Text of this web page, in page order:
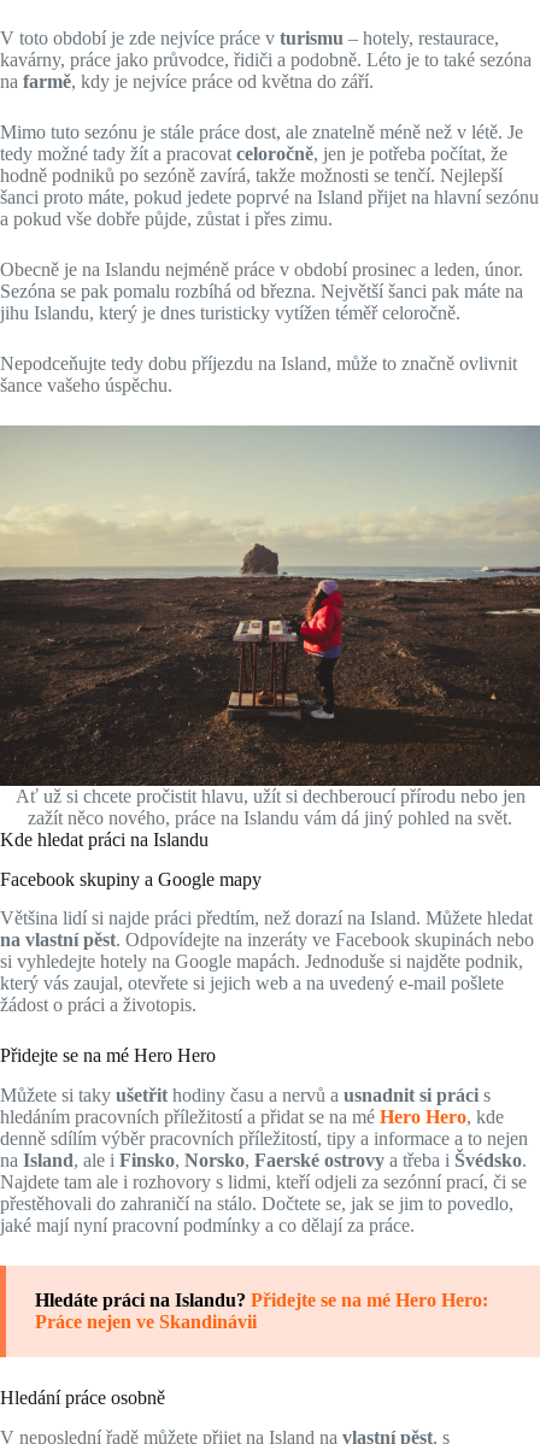
V toto období je zde nejvíce práce v turismu – hotely, restaurace,
kavárny, práce jako průvodce, řidiči a podobně. Léto je to také sezóna
na farmě, kdy je nejvíce práce od května do září.
Mimo tuto sezónu je stále práce dost, ale znatelně méně než v létě. Je
tedy možné tady žít a pracovat celoročně, jen je potřeba počítat, že
hodně podniků po sezóně zavírá, takže možnosti se tenčí. Nejlepší
šanci proto máte, pokud jedete poprvé na Island přijet na hlavní sezónu
a pokud vše dobře půjde, zůstat i přes zimu.
Obecně je na Islandu nejméně práce v období prosinec a leden, únor.
Sezóna se pak pomalu rozbíhá od března. Největší šanci pak máte na
jihu Islandu, který je dnes turisticky vytížen téměř celoročně.
Nepodceňujte tedy dobu příjezdu na Island, může to značně ovlivnit
šance vašeho úspěchu.
Ať už si chcete pročistit hlavu, užít si dechberoucí přírodu nebo jen
zažít něco nového, práce na Islandu vám dá jiný pohled na svět.
Kde hledat práci na Islandu
Facebook skupiny a Google mapy
Většina lidí si najde práci předtím, než dorazí na Island. Můžete hledat
na vlastní pěst. Odpovídejte na inzeráty ve Facebook skupinách nebo
si vyhledejte hotely na Google mapách. Jednoduše si najděte podnik,
který vás zaujal, otevřete si jejich web a na uvedený e-mail pošlete
žádost o práci a životopis.
Přidejte se na mé Hero Hero
Můžete si taky ušetřit hodiny času a nervů a usnadnit si práci s
hledáním pracovních příležitostí a přidat se na mé Hero Hero, kde
denně sdílím výběr pracovních příležitostí, tipy a informace a to nejen
na Island, ale i Finsko, Norsko, Faerské ostrovy a třeba i Švédsko.
Najdete tam ale i rozhovory s lidmi, kteří odjeli za sezónní prací, či se
přestěhovali do zahraničí na stálo. Dočtete se, jak se jim to povedlo,
jaké mají nyní pracovní podmínky a co dělají za práce.
Hledáte práci na Islandu? Přidejte se na mé Hero Hero:
Práce nejen ve Skandinávii
Hledání práce osobně
V neposlední řadě můžete přijet na Island na vlastní pěst, s